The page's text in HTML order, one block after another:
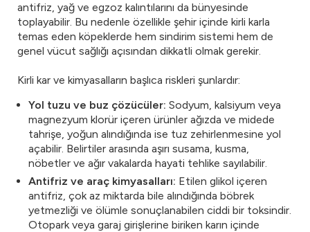
antifriz, yağ ve egzoz kalıntılarını da bünyesinde
toplayabilir. Bu nedenle özellikle şehir içinde kirli karla
temas eden köpeklerde hem sindirim sistemi hem de
genel vücut sağlığı açısından dikkatli olmak gerekir.
Kirli kar ve kimyasalların başlıca riskleri şunlardır:
Yol tuzu ve buz çözücüler: Sodyum, kalsiyum veya
magnezyum klorür içeren ürünler ağızda ve midede
tahrişe, yoğun alındığında ise tuz zehirlenmesine yol
açabilir. Belirtiler arasında aşırı susama, kusma,
nöbetler ve ağır vakalarda hayati tehlike sayılabilir.
Antifriz ve araç kimyasalları: Etilen glikol içeren
antifriz, çok az miktarda bile alındığında böbrek
yetmezliği ve ölümle sonuçlanabilen ciddi bir toksindir.
Otopark veya garaj girişlerine biriken karın içinde